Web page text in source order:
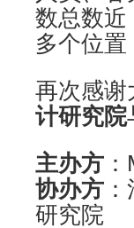
数总数近
多个位置
再次感谢
计研究院
主办方
协办方
研究院